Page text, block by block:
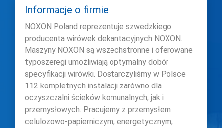
Informacje o firmie
NOXON Poland reprezentuje szwedzkiego
producenta wirówek dekantacyjnych NOXON.
Maszyny NOXON są wszechstronne i oferowane
typoszeregi umożliwiają optymalny dobór
specyfikacji wirówki. Dostarczyliśmy w Polsce
112 kompletnych instalacji zarówno dla
oczyszczalni ścieków komunalnych, jak i
przemysłowych. Pracujemy z przemysłem
celulozowo-papierniczym, energetycznym,